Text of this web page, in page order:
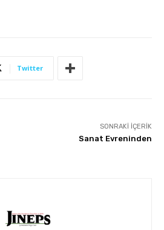
Twitter
SONRAKI İÇERIK
Sanat Evreninden